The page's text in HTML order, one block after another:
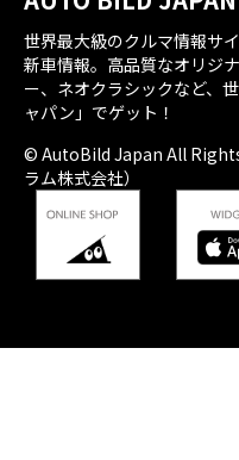
世界最大級のクルマ情報サ
新車情報。高品質なオリジ
ー、ネオクラシックなど、
ャパン」でゲット！
© AutoBild Japan All
ラム株式会社）